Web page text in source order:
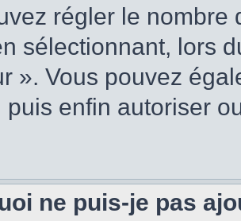
régler le nombre
sélectionnant, lors
». Vous pouvez
puis enfin autoriser
ne puis-je pas